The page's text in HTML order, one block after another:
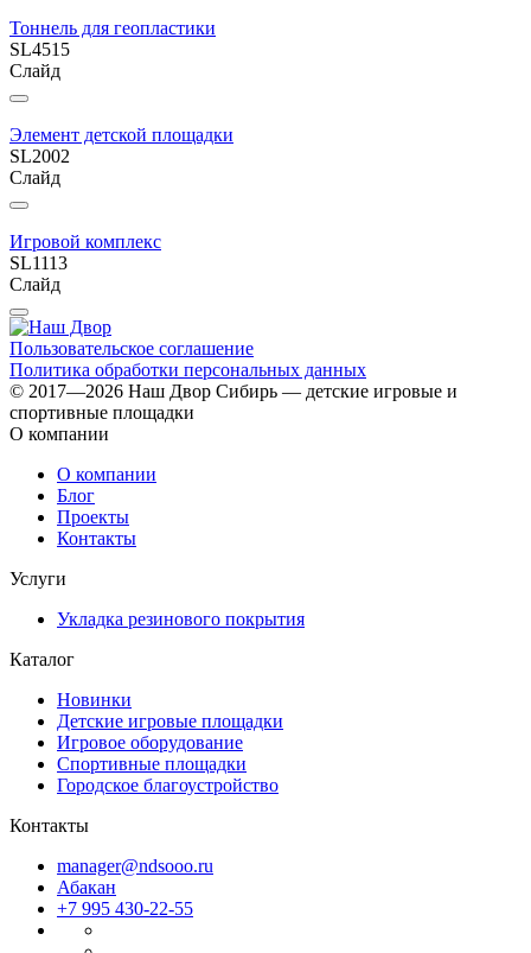
Тоннель для геопластики
SL4515
Слайд
Элемент детской площадки
SL2002
Слайд
Игровой комплекс
SL1113
Слайд
Пользовательское соглашение
Политика обработки персональных данных
© 2017—2026 Наш Двор Сибирь — детские игровые и
спортивные площадки
О компании
О компании
Блог
Проекты
Контакты
Услуги
Укладка резинового покрытия
Каталог
Новинки
Детские игровые площадки
Игровое оборудование
Спортивные площадки
Городское благоустройство
Контакты
manager@ndsooo.ru
Абакан
+7 995 430-22-55